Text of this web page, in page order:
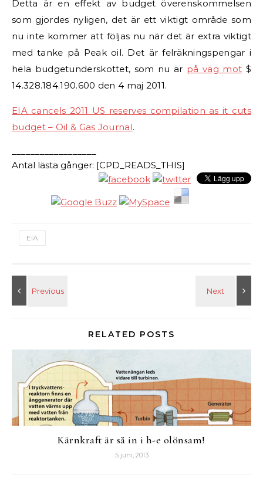
Detta är en effekt av budget överenskommelsen
som gjordes nyligen, det är ett viktigt område som
nu inte kommer att följas nu när det är extra viktigt
med tanke på Peak oil. Det är felräkningspengar i
hela budgetunderskottet, som nu är på väg mot $
14.328.184.190.600 den 4 maj 2011.
EIA cancels 2011 US reserves compilation as it cuts
budget – Oil & Gas Journal.
Antal lästa gånger: [CPD_READS_THIS]
EIA
RELATED POSTS
Kärnkraft är så in i h-e olönsam!
5 juni, 2013